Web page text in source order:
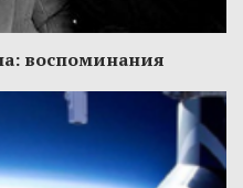
воспоминания